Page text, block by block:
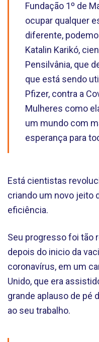
Fundação 1º de
ocupar qualquer
diferente,
Katalin Karikó,
Pensilvânia, que
que está sendo
Pfizer, contra a
Mulheres como
um mundo com
esperança para
Está cientistas
criando um novo jeito
eficiência.
Seu progresso foi tão
depois do inicio da
coronavírus, em um
Unido, que era
grande aplauso de pé
ao seu trabalho.